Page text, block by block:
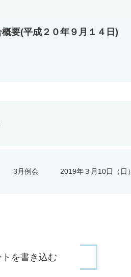
概要(平成２０年９月１４日)
3月例会 2019年３月10日（日）
トを書き込む